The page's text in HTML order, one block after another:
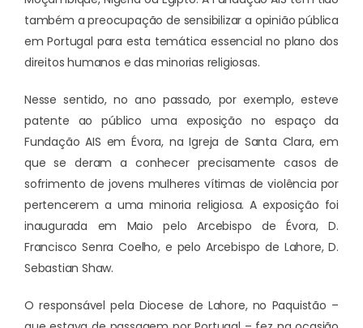
também a preocupação de sensibilizar a opinião pública
em Portugal para esta temática essencial no plano dos
direitos humanos e das minorias religiosas.
Nesse sentido, no ano passado, por exemplo, esteve
patente ao público uma exposição no espaço da
Fundação AIS em Évora, na Igreja de Santa Clara, em
que se deram a conhecer precisamente casos de
sofrimento de jovens mulheres vítimas de violência por
pertencerem a uma minoria religiosa. A exposição foi
inaugurada em Maio pelo Arcebispo de Évora, D.
Francisco Senra Coelho, e pelo Arcebispo de Lahore, D.
Sebastian Shaw.
O responsável pela Diocese de Lahore, no Paquistão –